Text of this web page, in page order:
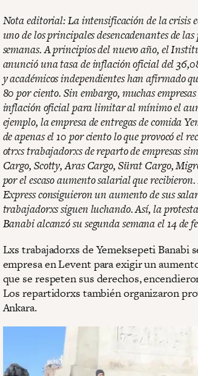
Nota editorial: La intensificación de la crisis
uno de los principales desencadenantes de
semanas. A principios del nuevo año, el
anunció una tasa de inflación oficial del
y académicos independientes han afirmado
80 por ciento. Sin embargo, muchas
inflación oficial para limitar al mínimo el
ejemplo, la empresa de entregas de comida
de apenas el 10 por ciento lo que provocó el
otrxs trabajadorxs de reparto de empresas
Cargo, Scotty, Aras Cargo, Sürat Cargo,
por el escaso aumento salarial que
Express consiguieron un aumento de sus
trabajadorxs siguen luchando. Así, la
Banabi alcanzó su segunda semana el 14 de
Lxs trabajadorxs de Yemeksepeti Banabi
empresa en Levent para exigir un
que se respeten sus derechos,
Los repartidorxs también organizaron
Ankara.